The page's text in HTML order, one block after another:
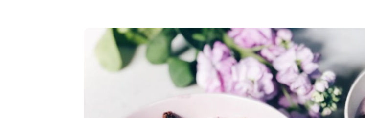
Porcované
Sypané
Láhve
Kokosové nádobí